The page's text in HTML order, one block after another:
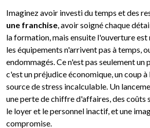
Imaginez avoir investi du temps et des
une franchise , avoir soigné chaque
la formation, mais ensuite l'ouverture
les équipements n'arrivent pas à temps,
endommagés. Ce n'est pas seulement
c'est un préjudice économique, un coup
source de stress incalculable. Un
une perte de chiffre d'affaires, des coûts
le loyer et le personnel inactif, et une
compromise.